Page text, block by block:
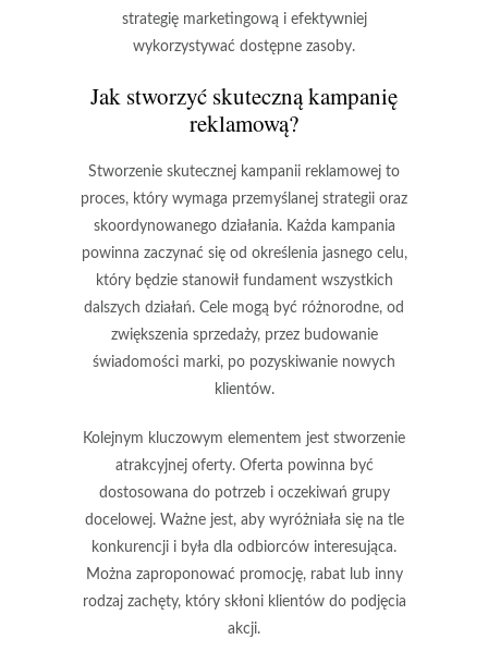
strategię marketingową i efektywniej
wykorzystywać dostępne zasoby.
Jak stworzyć skuteczną kampanię
reklamową?
Stworzenie skutecznej kampanii reklamowej to
proces, który wymaga przemyślanej strategii oraz
skoordynowanego działania. Każda kampania
powinna zaczynać się od określenia jasnego celu,
który będzie stanowił fundament wszystkich
dalszych działań. Cele mogą być różnorodne, od
zwiększenia sprzedaży, przez budowanie
świadomości marki, po pozyskiwanie nowych
klientów.
Kolejnym kluczowym elementem jest stworzenie
atrakcyjnej oferty. Oferta powinna być
dostosowana do potrzeb i oczekiwań grupy
docelowej. Ważne jest, aby wyróżniała się na tle
konkurencji i była dla odbiorców interesująca.
Można zaproponować promocję, rabat lub inny
rodzaj zachęty, który skłoni klientów do podjęcia
akcji.